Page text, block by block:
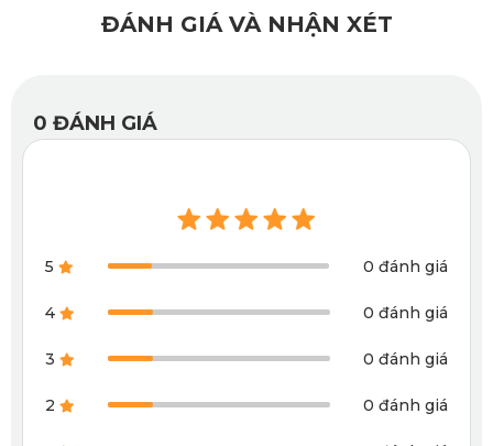
kiểu dáng
ĐÁNH GIÁ VÀ NHẬN XÉT
0 ĐÁNH GIÁ
5 0 đánh giá
4 0 đánh giá
3 0 đánh giá
2 0 đánh giá